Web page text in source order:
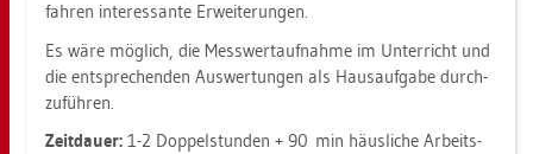
fah­ren in­ter­es­san­te Er­wei­te­run­gen.
Es wäre mög­lich, die Mess­wert­auf­nah­me im Un­ter­richt und
die ent­spre­chen­den Aus­wer­tun­gen als Haus­auf­ga­be durch­
zu­füh­ren.
Zeit­dau­er: 1-2 Dop­pel­stun­den + 90 min häus­li­che Ar­beits­